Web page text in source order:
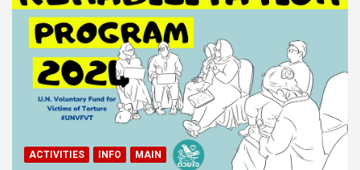
ACTIVITIES INFO MAIN